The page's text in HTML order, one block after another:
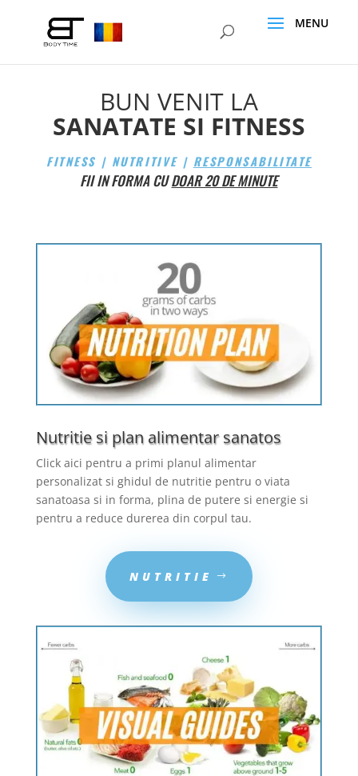
BUN VENIT LA
SANATATE SI FITNESS
FITNESS | NUTRITIVE | RESPONSABILITATE
FII IN FORMA CUDOAR 20 DE MINUTE
Nutritie si plan alimentar sanatos
Click aici pentru a primi planul alimentar
personalizat si ghidul de nutritie pentru o viata
sanatoasa si in forma, plina de putere si energie si
pentru a reduce durerea din corpul tau.
NUTRITIE